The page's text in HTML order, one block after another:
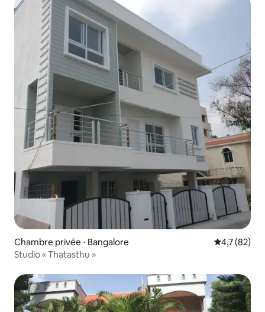
Chambre privée ⋅ Bangalore Évaluation
4,7 (82)
Studio « Thatasthu »